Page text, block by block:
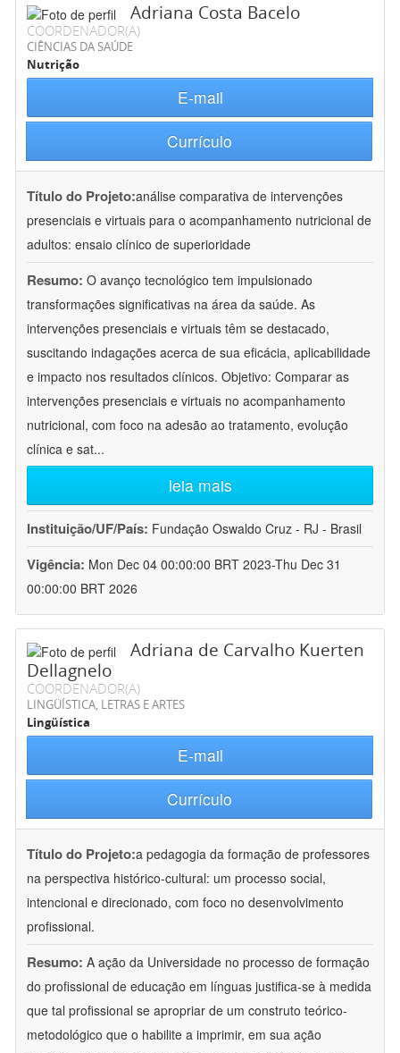
Adriana Costa Bacelo
COORDENADOR(A)
CIÊNCIAS DA SAÚDE
Nutrição
E-mail
Currículo
Título do Projeto:análise comparativa de intervenções
presenciais e virtuais para o acompanhamento nutricional de
adultos: ensaio clínico de superioridade
Resumo: O avanço tecnológico tem impulsionado
transformações significativas na área da saúde. As
intervenções presenciais e virtuais têm se destacado,
suscitando indagações acerca de sua eficácia, aplicabilidade
e impacto nos resultados clínicos. Objetivo: Comparar as
intervenções presenciais e virtuais no acompanhamento
nutricional, com foco na adesão ao tratamento, evolução
clínica e sat...
leia mais
Instituição/UF/País: Fundação Oswaldo Cruz - RJ - Brasil
Vigência: Mon Dec 04 00:00:00 BRT 2023-Thu Dec 31
00:00:00 BRT 2026
Adriana de Carvalho Kuerten
Dellagnelo
COORDENADOR(A)
LINGÜÍSTICA, LETRAS E ARTES
Lingüística
E-mail
Currículo
Título do Projeto:a pedagogia da formação de professores
na perspectiva histórico-cultural: um processo social,
intencional e direcionado, com foco no desenvolvimento
profissional.
Resumo: A ação da Universidade no processo de formação
do profissional de educação em línguas justifica-se à medida
que tal profissional se apropriar de um construto teórico-
metodológico que o habilite a imprimir, em sua ação